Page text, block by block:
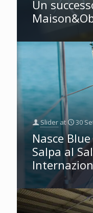
Un
Slider at 30
Nasce
Salpa al